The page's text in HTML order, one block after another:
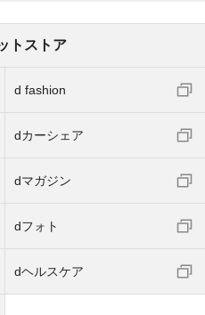
トストア
d fashion
dカーシェア
dマガジン
dフォト
dヘルスケア